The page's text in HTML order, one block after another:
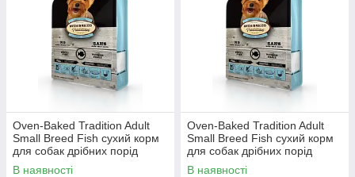
Oven-Baked Tradition Adult
Small Breed Fish сухий корм
для собак дрібних порід
рибою
В наявності
Oven-Baked Tradition Adult
Small Breed Fish сухий корм
для собак дрібних порід
рибою
В наявності